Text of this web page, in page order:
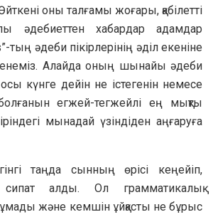
оны талғамы жоғары, қабілетті
әдебиеттен хабардар адамдар
тың әдеби пікірлерінің әділ екеніне
Алайда оның шынайы әдеби
күнге дейін не істегенін немесе
егжей-тегжейлі ең мықты
мынадай үзіндіден аңғаруға
таңда сынның өрісі кеңейіп,
сипат алды. Ол грамматикалық
және кемшін ұйқасты не бұрыс